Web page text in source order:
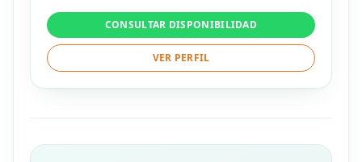
CONSULTAR DISPONIBILIDAD
VER PERFIL